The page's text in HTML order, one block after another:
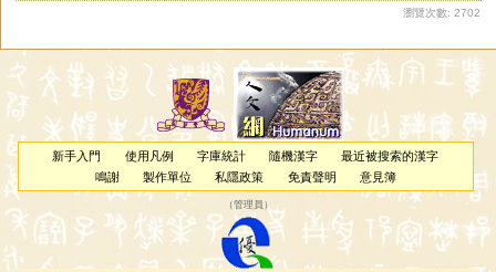
瀏覽次數: 2702
新手入門 使用凡例 字庫統計 隨機漢字
最近被搜索的漢字
鳴謝
製作單位 私隱政策 免責聲明 意見簿
（管理員 ）